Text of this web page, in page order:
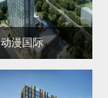
动漫国际